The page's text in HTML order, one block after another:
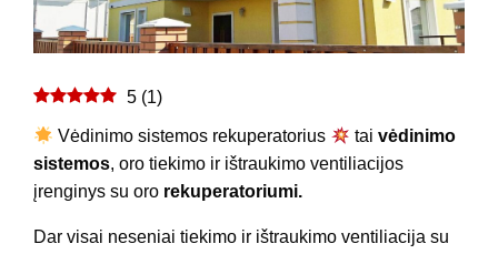
5 (1)
Vėdinimo sistemos rekuperatorius taivėdinimo
sistemos, oro tiekimo ir ištraukimo ventiliacijos
įrenginys su oro rekuperatoriumi.
Dar visai neseniai tiekimo ir ištraukimo ventiliacija su